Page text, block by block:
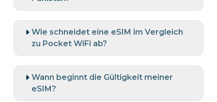
Wie schneidet eine eSIM im Vergleich
zu Pocket WiFi ab?
Wann beginnt die Gültigkeit meiner
eSIM?